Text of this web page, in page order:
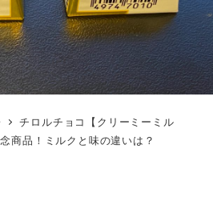
チロルチョコ【クリーミーミル
商品！ミルクと味の違いは？